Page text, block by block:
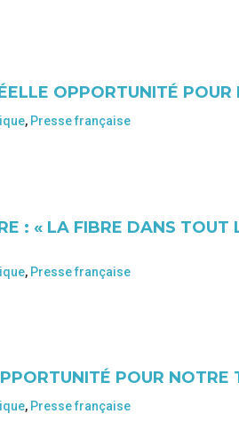
OPPORTUNITÉ POUR
, Presse française
: « LA FIBRE DANS TOUT
, Presse française
POUR NOTRE
, Presse française